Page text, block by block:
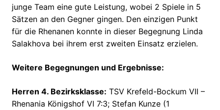
junge Team eine gute Leistung, wobei 2 Spiele in 5
Sätzen an den Gegner gingen. Den einzigen Punkt
für die Rhenanen konnte in dieser Begegnung Linda
Salakhova bei ihrem erst zweiten Einsatz erzielen.
Weitere Begegnungen und Ergebnisse:
Herren 4. Bezirksklasse: TSV Krefeld-Bockum VII –
Rhenania Königshof VI 7:3; Stefan Kunze (1